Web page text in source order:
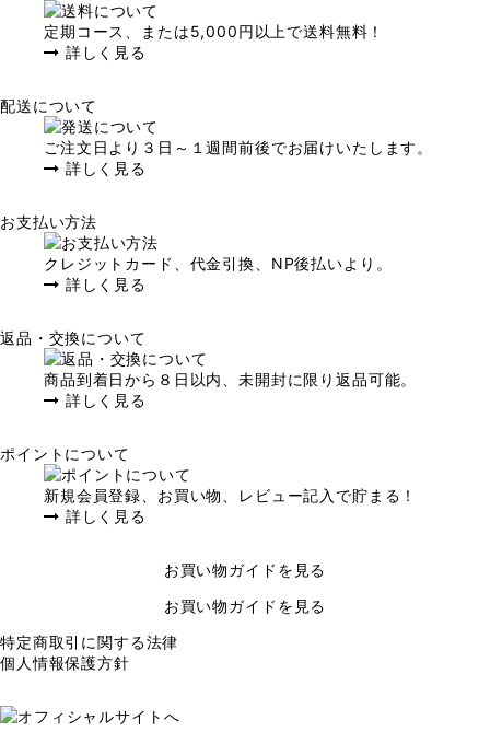
定期コース、または5,000円以上で送料無料！
詳しく見る
配送について
ご注文日より３日～１週間前後でお届けいたします。
詳しく見る
お支払い方法
クレジットカード、代金引換、NP後払いより。
詳しく見る
返品・交換について
商品到着日から８日以内、未開封に限り返品可能。
詳しく見る
ポイントについて
新規会員登録、お買い物、レビュー記入で貯まる！
詳しく見る
お買い物ガイドを見る
お買い物ガイドを見る
特定商取引に関する法律
個人情報保護方針